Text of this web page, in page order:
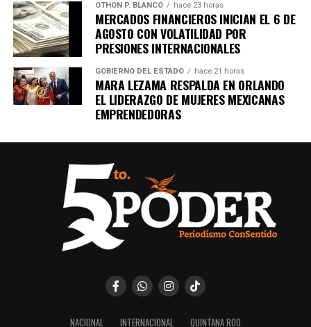
OTHON P. BLANCO hace 23 horas
MERCADOS FINANCIEROS INICIAN EL 6 DE
AGOSTO CON VOLATILIDAD POR
PRESIONES INTERNACIONALES
GOBIERNO DEL ESTADO hace 21 horas
MARA LEZAMA RESPALDA EN ORLANDO
EL LIDERAZGO DE MUJERES MEXICANAS
EMPRENDEDORAS
NACIONAL INTERNACIONAL QUINTANA ROO